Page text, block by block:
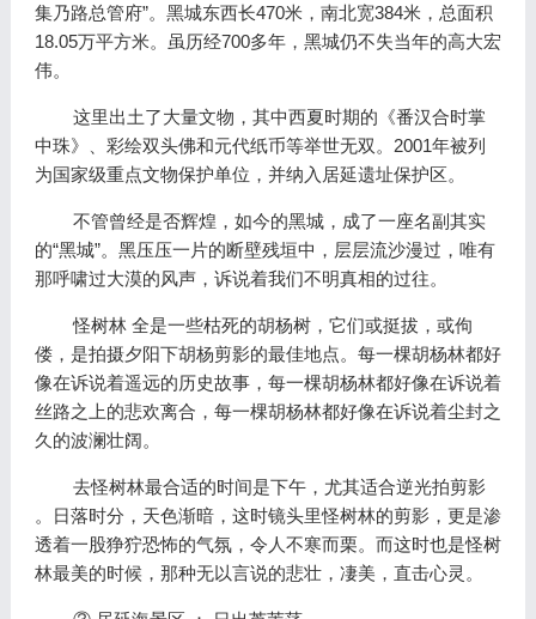
集乃路总管府”。黑城东西长470米，南北宽384米，总面积
18.05万平方米。虽历经700多年，黑城仍不失当年的高大宏
伟。
这里出土了大量文物，其中西夏时期的《番汉合时掌
中珠》、彩绘双头佛和元代纸币等举世无双。2001年被列
为国家级重点文物保护单位，并纳入居延遗址保护区。
不管曾经是否辉煌，如今的黑城，成了一座名副其实
的“黑城”。黑压压一片的断壁残垣中，层层流沙漫过，唯有
那呼啸过大漠的风声，诉说着我们不明真相的过往。
怪树林 全是一些枯死的胡杨树，它们或挺拔，或佝
偻，是拍摄夕阳下胡杨剪影的最佳地点。每一棵胡杨林都好
像在诉说着遥远的历史故事，每一棵胡杨林都好像在诉说着
丝路之上的悲欢离合，每一棵胡杨林都好像在诉说着尘封之
久的波澜壮阔。
去怪树林最合适的时间是下午，尤其适合逆光拍剪影
。日落时分，天色渐暗，这时镜头里怪树林的剪影，更是渗
透着一股狰狞恐怖的气氛，令人不寒而栗。而这时也是怪树
林最美的时候，那种无以言说的悲壮，凄美，直击心灵。